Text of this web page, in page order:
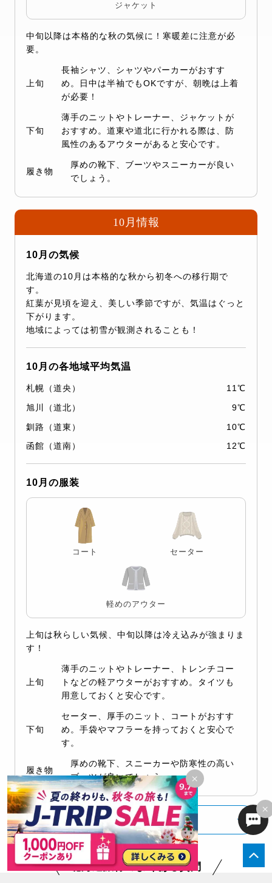
×
ジャケット
中旬以降は本格的な秋の気候に！寒暖差に注意が必
要。
上旬
長袖シャツ、シャツやパーカーがおすす
め。日中は半袖でもOKですが、朝晩は上着
が必要！
下旬
薄手のニットやトレーナー、ジャケットが
おすすめ。道東や道北に行かれる際は、防
風性のあるアウターがあると安心です。
履き物
厚めの靴下、ブーツやスニーカーが良い
でしょう。
10月情報
10月の気候
北海道の10月は本格的な秋から初冬への移行期で
す。
紅葉が見頃を迎え、美しい季節ですが、気温はぐっと
下がります。
地域によっては初雪が観測されることも！
10月の各地域平均気温
札幌（道央）
11℃
旭川（道北）
9℃
釧路（道東）
10℃
函館（道南）
12℃
10月の服装
コート セーター
軽めのアウター
上旬は秋らしい気候、中旬以降は冷え込みが強まりま
す！
上旬
薄手のニットやトレーナー、トレンチコー
トなどの軽アウターがおすすめ。タイツも
用意しておくと安心です。
下旬
セーター、厚手のニット、コートがおすす
め。手袋やマフラーを持っておくと安心で
す。
履き物
厚めの靴下、スニーカーや防寒性の高い
ブーツが良いでしょう。
もっと見る
北海道旅行のよくある質問
×